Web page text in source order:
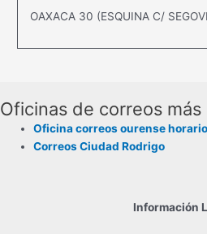
OAXACA 30 (ESQUINA C/
Oficinas de correos
Oficina correos ourense horario
Correos Ciudad Rodrigo
Información